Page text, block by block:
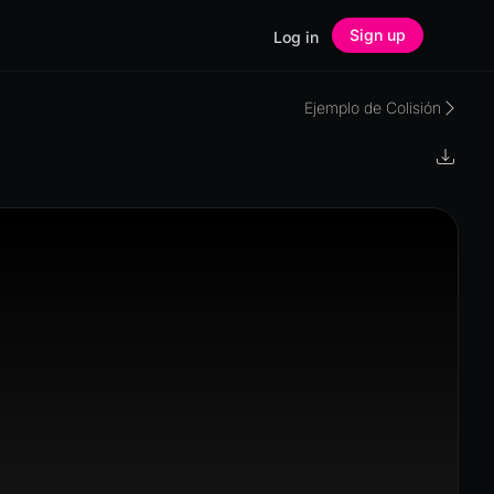
Log in Sign up
Ejemplo de Colisión